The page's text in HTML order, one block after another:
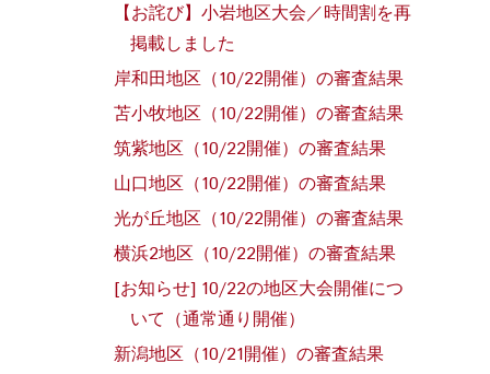
【お詫び】小岩地区大会／時間割を再
掲載しました
岸和田地区（10/22開催）の審査結果
苫小牧地区（10/22開催）の審査結果
筑紫地区（10/22開催）の審査結果
山口地区（10/22開催）の審査結果
光が丘地区（10/22開催）の審査結果
横浜2地区（10/22開催）の審査結果
[お知らせ] 10/22の地区大会開催につ
いて（通常通り開催）
新潟地区（10/21開催）の審査結果